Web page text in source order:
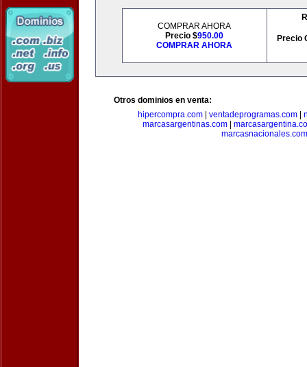
COMPRAR AHORA
Precio $950.00
COMPRAR AHORA
Precio
Otros dominios en venta:
hipercompra.com
ventadeprogramas.com
marcasargentinas.com
marcasnacionales.com